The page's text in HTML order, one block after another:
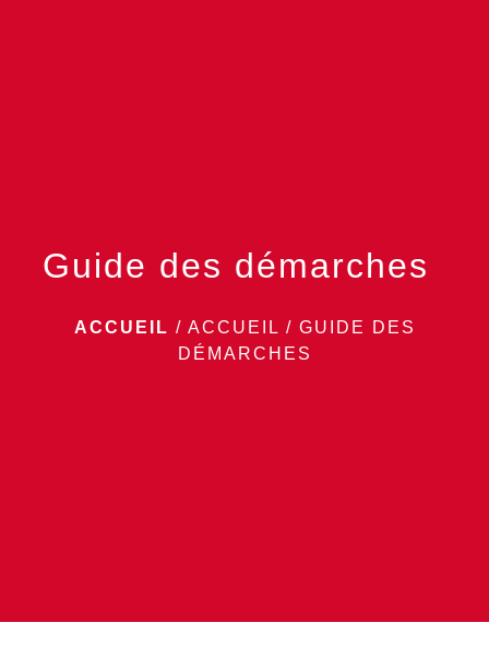
Guide des démarches
ACCUEIL / ACCUEIL / GUIDE DES
DÉMARCHES